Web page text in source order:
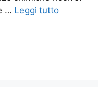
… Leggi tutto